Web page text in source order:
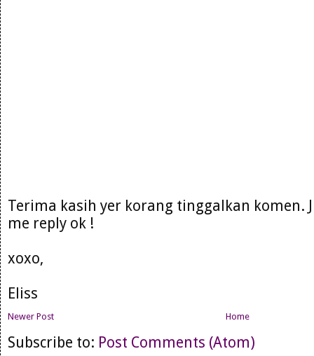
Terima kasih yer korang tinggalkan komen.
me reply ok !
xoxo,
Eliss
Newer Post Home
Subscribe to: Post Comments (Atom)